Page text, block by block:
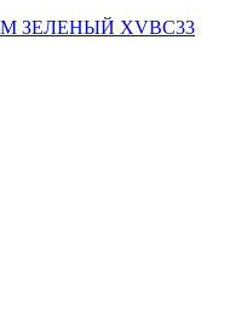
ЗЕЛЕНЫЙ XVBC33